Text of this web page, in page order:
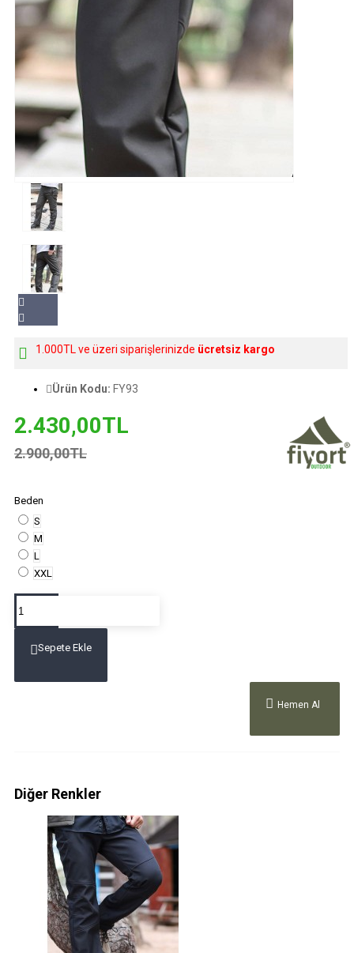
1.000TL ve üzeri siparişlerinizde ücretsiz kargo
Ürün Kodu: FY93
2.430,00TL
2.900,00TL
Beden
S
M
L
XXL
Sepete Ekle
Hemen Al
Diğer Renkler